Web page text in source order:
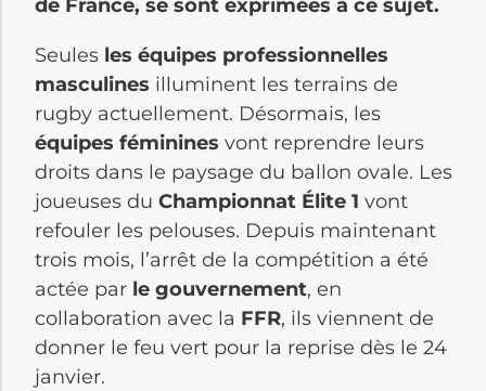
de France, se sont exprimées à ce sujet.
Seules les équipes professionnelles
masculines illuminent les terrains de
rugby actuellement. Désormais, les
équipes féminines vont reprendre leurs
droits dans le paysage du ballon ovale. Les
joueuses du Championnat Élite 1 vont
refouler les pelouses. Depuis maintenant
trois mois, l’arrêt de la compétition a été
actée par le gouvernement, en
collaboration avec la FFR, ils viennent de
donner le feu vert pour la reprise dès le 24
janvier.